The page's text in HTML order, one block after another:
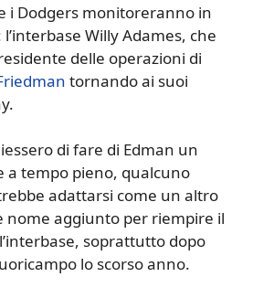
i Dodgers monitoreranno in
Willy Adames, che
delle operazioni di
tornando ai suoi
di fare di Edman un
a tempo pieno, qualcuno
adattarsi come un altro
nome aggiunto per riempire il
soprattutto dopo
lo scorso anno.